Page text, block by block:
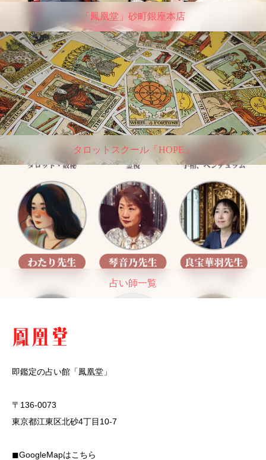
「鳳凰堂」砂町銀座本店
タロットスクール「HOPE」
占い師一覧
即鑑定の占い館「鳳凰堂」
〒136-0073
東京都江東区北砂4丁目10-7
◼︎GoogleMapはこちら